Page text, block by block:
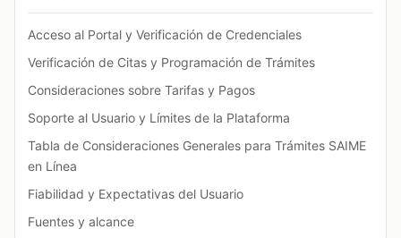
Acceso al Portal y Verificación de Credenciales
Verificación de Citas y Programación de Trámites
Consideraciones sobre Tarifas y Pagos
Soporte al Usuario y Límites de la Plataforma
Tabla de Consideraciones Generales para Trámites SAIME
en Línea
Fiabilidad y Expectativas del Usuario
Fuentes y alcance